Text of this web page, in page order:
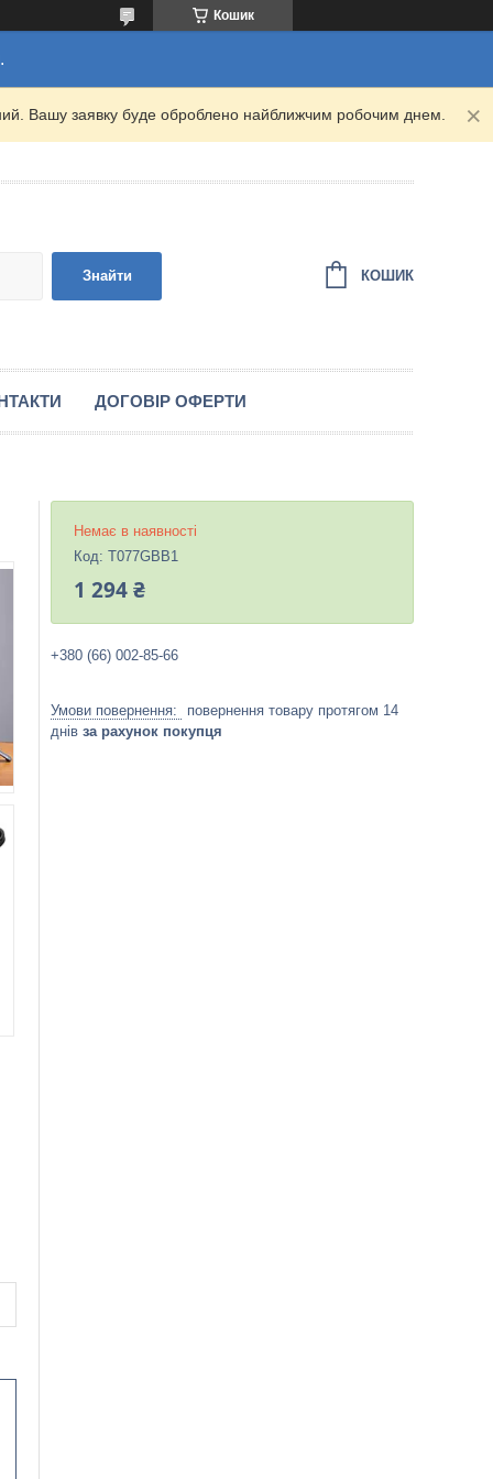
Кошик
Вашу заявку буде оброблено найближчим робочим днем.
Знайти КОШИК
ДОГОВІР ОФЕРТИ
Немає в наявності
Код: T077GBB1
1 294 ₴
+380 (66) 002-85-66
повернення товару протягом 14
днів за рахунок покупця